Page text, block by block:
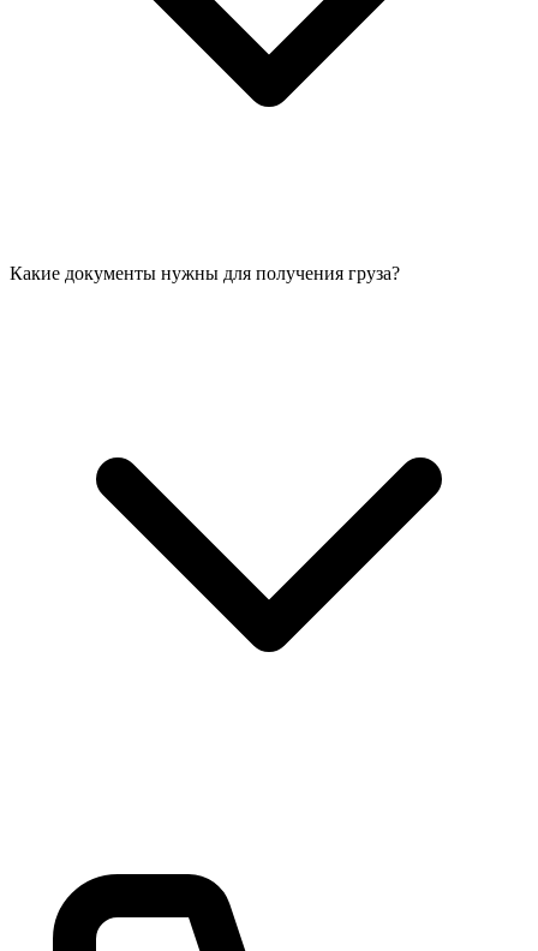
Какие документы нужны для получения груза?